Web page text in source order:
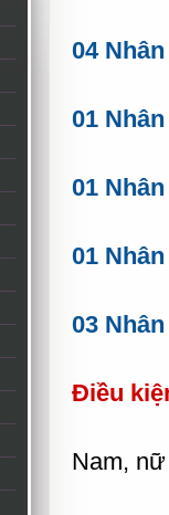
04
01
01
01
03
Điều
Nam,